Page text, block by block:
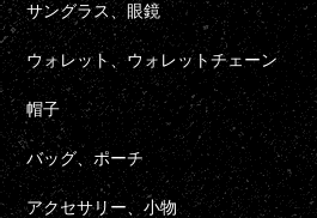
サングラス、眼鏡
ウォレット、ウォレットチェーン
帽子
バッグ、ポーチ
アクセサリー、小物